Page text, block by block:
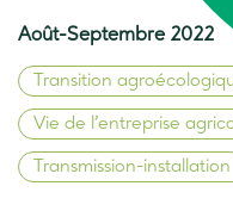
Août-Septembre 2022
Transition
Vie de l’entreprise
Transmission-installation